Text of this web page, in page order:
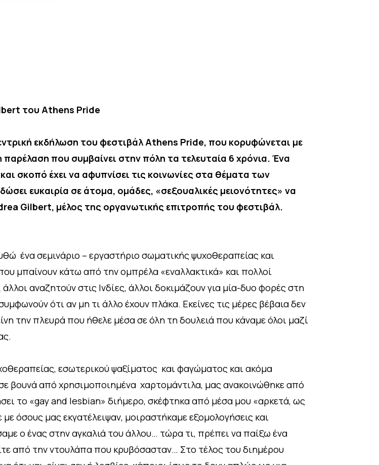
του Athens Pride
εκδήλωση του φεστιβάλ Athens Pride, που κορυφώνεται με
που συμβαίνει στην πόλη τα τελευταία 6 χρόνια. Ένα
σκοπό έχει να αφυπνίσει τις κοινωνίες στα θέματα των
ευκαιρία σε άτομα, ομάδες, «σεξουαλικές μειονότητες» να
Gilbert, μέλος της οργανωτικής επιτροπής του φεστιβάλ.
ένα σεμινάριο – εργαστήριο σωματικής ψυχοθεραπείας και
μπαίνουν κάτω από την ομπρέλα «εναλλακτικά» και πολλοί
αναζητούν στις Ινδίες, άλλοι δοκιμάζουν για μία-δυο φορές στη
ότι αν μη τι άλλο έχουν πλάκα. Εκείνες τις μέρες βέβαια δεν
την πλευρά που ήθελε μέσα σε όλη τη δουλειά που κάναμε όλοι μαζί
εσωτερικού ψαξίματος και φαγώματος και ακόμα
βουνά από χρησιμοποιημένα χαρτομάντιλα, μας ανακοινώθηκε από
το «gay and lesbian» διήμερο, σκέφτηκα από μέσα μου «αρκετά, ως
όσους μας εκγατέλειψαν, μοιραστήκαμε εξομολογήσεις και
ο ένας στην αγκαλιά του άλλου… τώρα τι, πρέπει να παίξω ένα
από την ντουλάπα που κρυβόσασταν… Στο τέλος του διημέρου